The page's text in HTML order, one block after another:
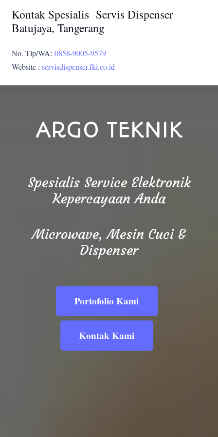
Kontak Spesialis Servis Dispenser
Batujaya, Tangerang
No. Tlp/WA: 0858-9005-9579
Website : servisdispenser.fki.co.id
ARGO TEKNIK
Spesialis Service Elektronik
Kepercayaan Anda
Microwave, Mesin Cuci &
Dispenser
Portofolio Kami
Kontak Kami